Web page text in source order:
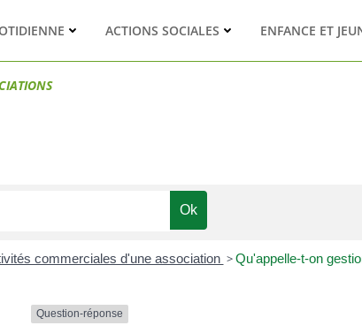
ACTIONS SOCIALES ENFANCE ET
commerciales d'une association > Qu'appelle-t-on
Question-réponse